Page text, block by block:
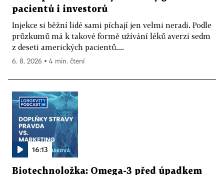
pacientů i investorů
Injekce si běžní lidé sami píchají jen velmi neradi. Podle
průzkumů má k takové formě užívání léků averzi sedm
z deseti amerických pacientů....
6. 8. 2026 ▪ 4 min. čtení
16:13
Biotechnoložka: Omega-3 před úpadkem